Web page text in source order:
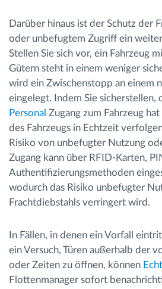
Darüber hinaus ist der Schutz der
oder unbefugtem Zugriff ein
Stellen Sie sich vor, ein Fahrzeug
Gütern steht in einem weniger
wird ein Zwischenstopp an einem
eingelegt. Indem Sie sicherstellen,
Personal Zugang zum Fahrzeug
des Fahrzeugs in Echtzeit
Risiko von unbefugter Nutzung
Zugang kann über RFID-Karten,
Authentifizierungsmethoden
wodurch das Risiko unbefugter
Frachtdiebstahls verringert wird.
In Fällen, in denen ein Vorfall
ein Versuch, Türen außerhalb der
oder Zeiten zu öffnen, können
Flottenmanager sofort